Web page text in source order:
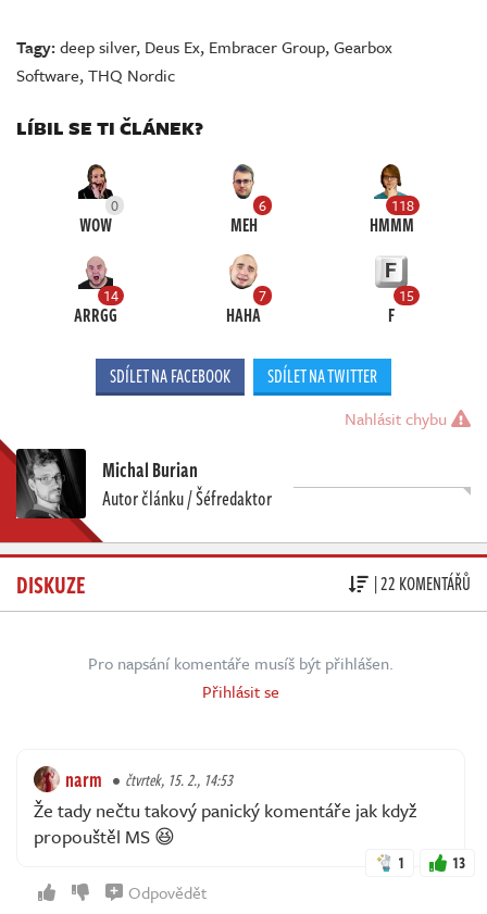
Tagy:deep silver, Deus Ex, Embracer Group,Gearbox
Software,THQ Nordic
LÍBIL SE TI ČLÁNEK?
0
WOW
6
MEH
118
HMMM
14
ARRGG
7
HAHA
15
F
SDÍLET NA FACEBOOK SDÍLET NA TWITTER
Nahlásit chybu
Michal Burian
Autor článku / Šéfredaktor
DISKUZE | 22 KOMENTÁŘŮ
Pro napsání komentáře musíš být přihlášen.
Přihlásit se
narm čtvrtek, 15. 2., 14:53
Že tady nečtu takový panický komentáře jak když
propouštěl MS 😆
1 13
Odpovědět